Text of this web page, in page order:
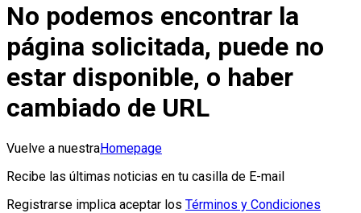
No podemos encontrar la
página solicitada, puede no
estar disponible, o haber
cambiado de URL
Vuelve a nuestraHomepage
Recibe las últimas noticias en tu casilla de E-mail
Registrarse implica aceptar los Términos y Condiciones